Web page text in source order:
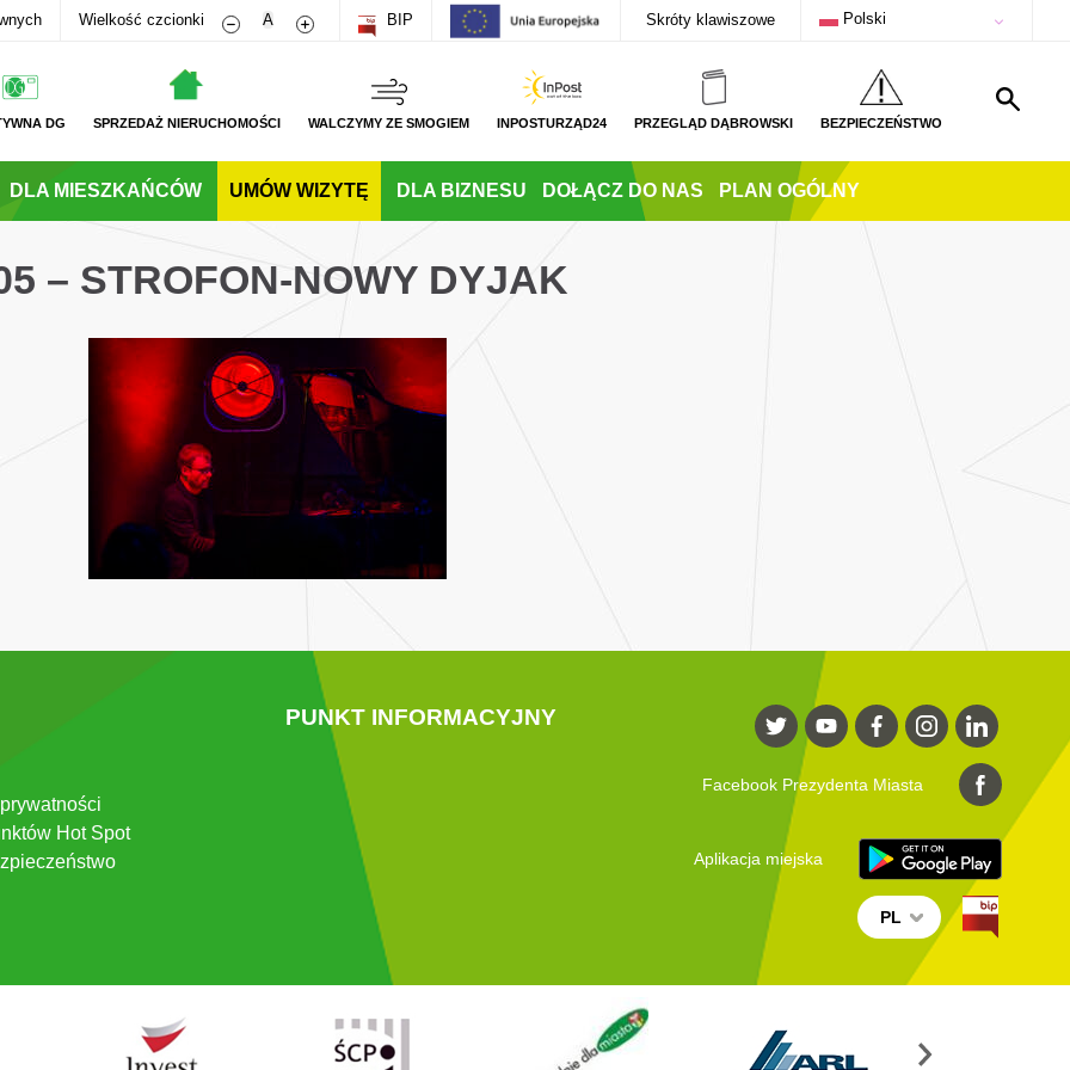
Wielkość czcionki Zmniejsz rozmiar czcionki
A Zwiększ rozmiar czcionki
BIP Skróty klawiszowe Polski
DG SPRZEDAŻ NIERUCHOMOŚCI WALCZYMY ZE SMOGIEM INPOSTURZĄD24 PRZEGLĄD DĄBROWSKI BEZPIECZEŃSTWO
DLA MIESZKAŃCÓW UMÓW WIZYTĘ DLA BIZNESU DOŁĄCZ DO NAS PLAN OGÓLNY
– STROFON-NOWY DYJAK
Hot Spot
PUNKT INFORMACYJNY
Facebook Prezydenta Miasta
Aplikacja miejska
PL